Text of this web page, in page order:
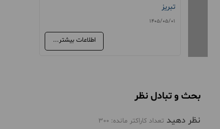
تبریز
1405/05/01
اطلاعات بیشتر...
بحث و تبادل نظر
نظر دهید تعداد کاراکتر مانده: 300